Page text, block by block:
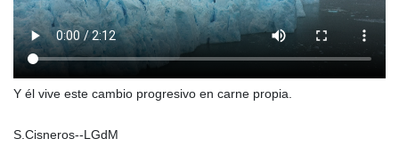
Y él vive este cambio progresivo en carne propia.
S.Cisneros--LGdM